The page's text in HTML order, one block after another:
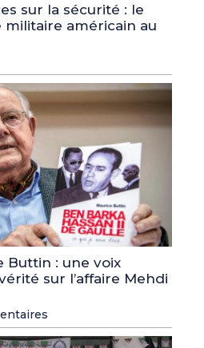
sur la sécurité : le
militaire américain au
Buttin : une voix
sur l’affaire Mehdi